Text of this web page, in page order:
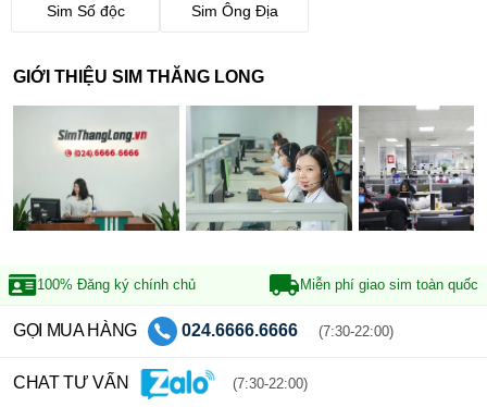
Sim Số độc Sim Ông Địa
GIỚI THIỆU SIM THĂNG LONG
100% Đăng ký chính chủ Miễn phí giao sim toàn quốc
GỌI MUA HÀNG 024.6666.6666 (7:30-22:00)
CHAT TƯ VẤN (7:30-22:00)